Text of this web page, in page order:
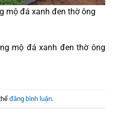
mộ đá xanh đen thờ ông
mộ đá xanh đen thờ ông
đăng bình luận.